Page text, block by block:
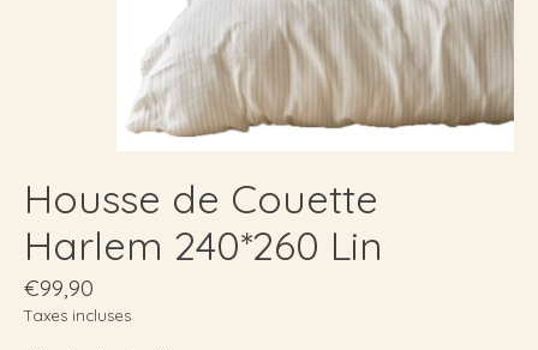
Housse de Couette
Harlem 240*260 Lin
€99,90
Taxes incluses